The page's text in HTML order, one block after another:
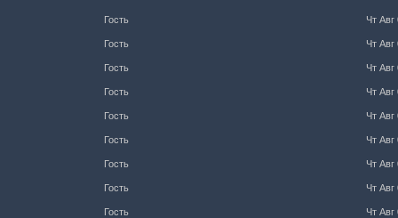
Гость Чт Авг
Гость Чт Авг
Гость Чт Авг
Гость Чт Авг
Гость Чт Авг
Гость Чт Авг
Гость Чт Авг
Гость Чт Авг
Гость Чт Авг